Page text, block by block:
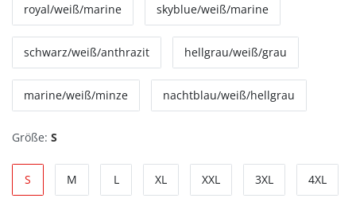
royal/weiß/marine skyblue/weiß/marine
schwarz/weiß/anthrazit hellgrau/weiß/grau
marine/weiß/minze nachtblau/weiß/hellgrau
Größe: S
S M L XL XXL 3XL 4XL